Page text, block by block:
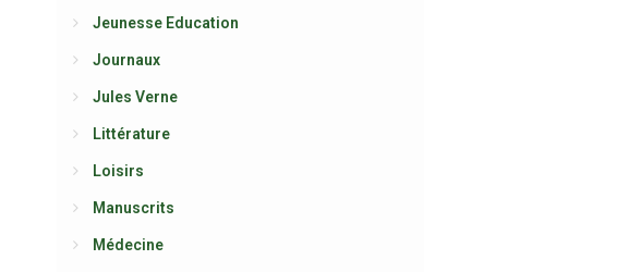
Jeunesse Education
Journaux
Jules Verne
Littérature
Loisirs
Manuscrits
Médecine